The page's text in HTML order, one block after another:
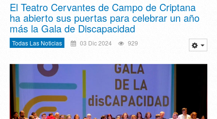
El Teatro Cervantes de Campo de Criptana
ha abierto sus puertas para celebrar un año
más la Gala de Discapacidad
Todas Las Noticias 03 Dic 2024 929